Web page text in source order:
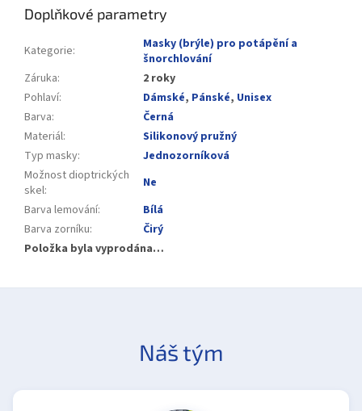
Doplňkové parametry
Kategorie:
Masky (brýle) pro potápění a
šnorchlování
Záruka:
2 roky
Pohlaví: Dámské, Pánské, Unisex
Barva:
Černá
Materiál:
Silikonový pružný
Typ masky:
Jednozorníková
Možnost dioptrických
skel:
Ne
Barva lemování:
Bílá
Barva zorníku:
Čirý
Položka byla vyprodána…
Náš tým